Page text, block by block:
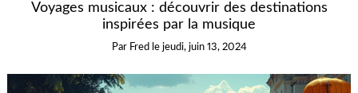
Voyages musicaux : découvrir des destinations
inspirées par la musique
Par Fred le jeudi, juin 13, 2024